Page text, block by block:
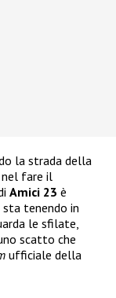
la strada della
nel fare il
Amici 23 è
sta tenendo in
le sfilate,
scatto che
ufficiale della